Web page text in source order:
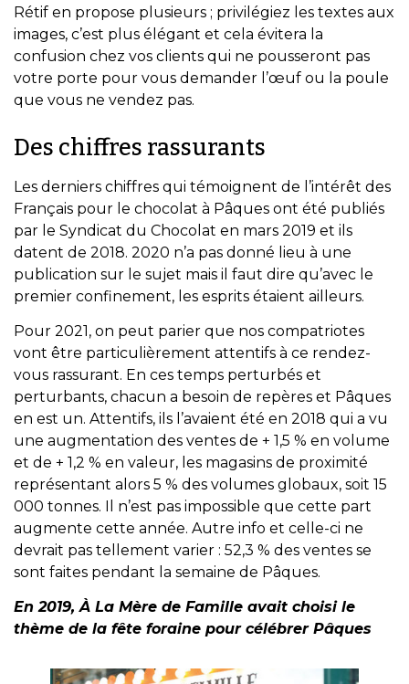
Rétif en propose plusieurs ; privilégiez les textes aux
images, c’est plus élégant et cela évitera la
confusion chez vos clients qui ne pousseront pas
votre porte pour vous demander l’œuf ou la poule
que vous ne vendez pas.
Des chiffres rassurants
Les derniers chiffres qui témoignent de l’intérêt des
Français pour le chocolat à Pâques ont été publiés
par le Syndicat du Chocolat en mars 2019 et ils
datent de 2018. 2020 n’a pas donné lieu à une
publication sur le sujet mais il faut dire qu’avec le
premier confinement, les esprits étaient ailleurs.
Pour 2021, on peut parier que nos compatriotes
vont être particulièrement attentifs à ce rendez-
vous rassurant. En ces temps perturbés et
perturbants, chacun a besoin de repères et Pâques
en est un. Attentifs, ils l’avaient été en 2018 qui a vu
une augmentation des ventes de + 1,5 % en volume
et de + 1,2 % en valeur, les magasins de proximité
représentant alors 5 % des volumes globaux, soit 15
000 tonnes. Il n’est pas impossible que cette part
augmente cette année. Autre info et celle-ci ne
devrait pas tellement varier : 52,3 % des ventes se
sont faites pendant la semaine de Pâques.
En 2019, À La Mère de Famille avait choisi le
thème de la fête foraine pour célébrer Pâques